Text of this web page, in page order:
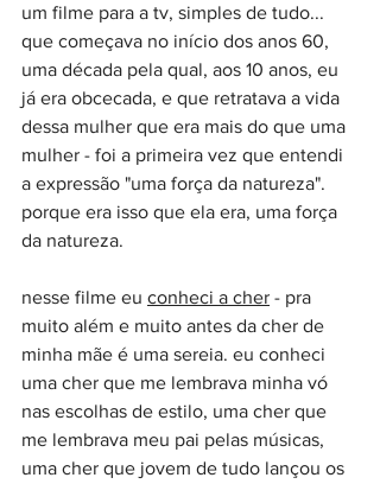
um filme para a tv, simples de tudo...
que começava no início dos anos 60,
uma década pela qual, aos 10 anos, eu
já era obcecada, e que retratava a vida
dessa mulher que era mais do que uma
mulher - foi a primeira vez que entendi
a expressão "uma força da natureza".
porque era isso que ela era, uma força
da natureza.
nesse filme eu conheci a cher - pra
muito além e muito antes da cher de
minha mãe é uma sereia. eu conheci
uma cher que me lembrava minha vó
nas escolhas de estilo, uma cher que
me lembrava meu pai pelas músicas,
uma cher que jovem de tudo lançou os